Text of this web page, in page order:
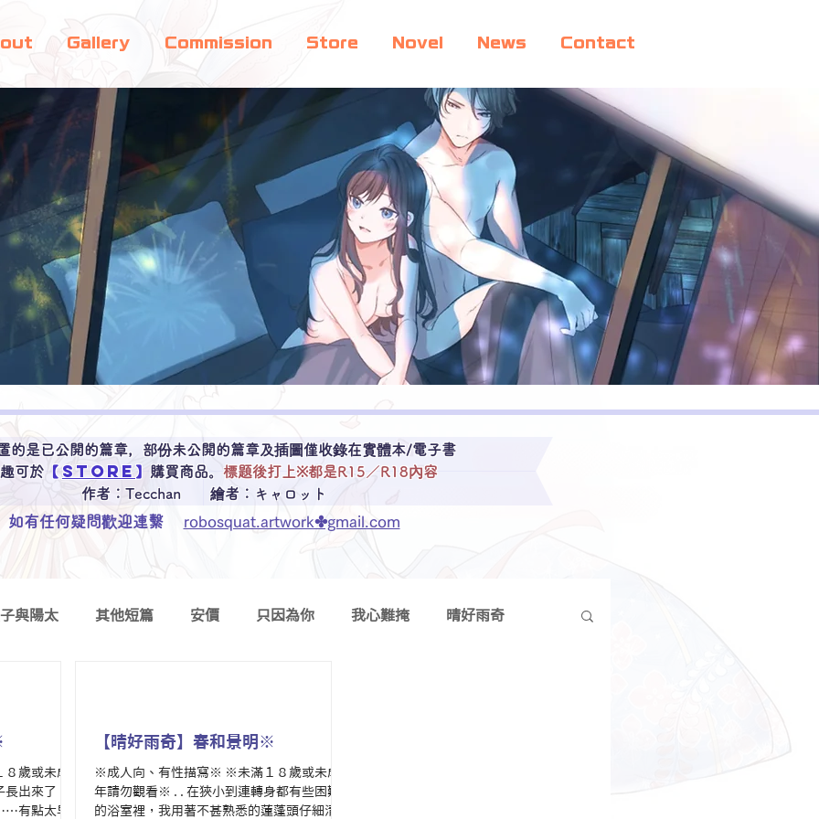
Gallery Commission Store Novel News Contact
的是已公開的篇章，部份未公開的篇章及插圖僅收錄在實體本/電子書
可於 【STORE】 購買商品。 標題後打上※都是R15／R18內容
作者： Tecchan 繪者： キャロット
如有任何疑問歡迎連繫 robosquat.artwork✤gmail.com
與陽太 其他短篇 安價 只因為你 我心難掩 晴好雨奇
歲或未成
長出來了
有點太早
【晴好雨奇】春和景明※
※成人向、有性描寫※ ※未滿１８歲或未成
年請勿觀看※ . . 在狹小到連轉身都有些困難
的浴室裡，我用著不甚熟悉的蓮蓬頭仔細清